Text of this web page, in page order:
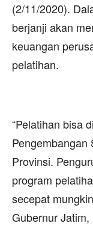
(2/11/2020).
berjanji akan
keuangan
pelatihan.
“Pelatihan bisa
Pengembangan
Provinsi.
program
secepat
Gubernur